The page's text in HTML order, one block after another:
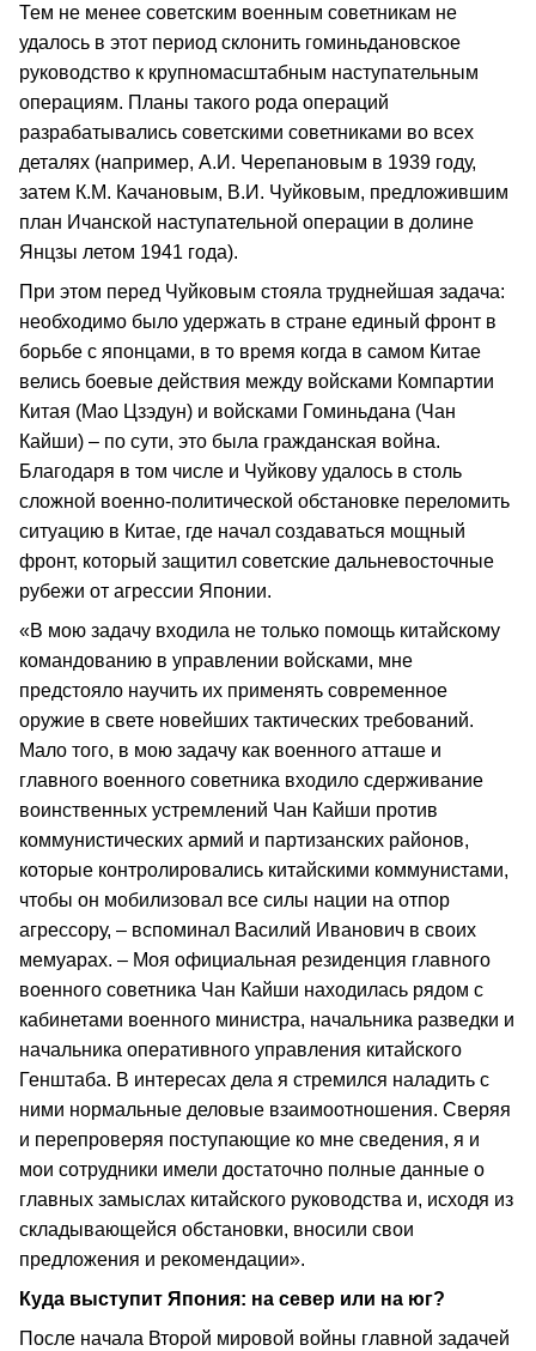
Тем не менее советским военным советникам не
удалось в этот период склонить гоминьдановское
руководство к крупномасштабным наступательным
операциям. Планы такого рода операций
разрабатывались советскими советниками во всех
деталях (например, А.И. Черепановым в 1939 году,
затем К.М. Качановым, В.И. Чуйковым, предложившим
план Ичанской наступательной операции в долине
Янцзы летом 1941 года).
При этом перед Чуйковым стояла труднейшая задача:
необходимо было удержать в стране единый фронт в
борьбе с японцами, в то время когда в самом Китае
велись боевые действия между войсками Компартии
Китая (Мао Цзэдун) и войсками Гоминьдана (Чан
Кайши) – по сути, это была гражданская война.
Благодаря в том числе и Чуйкову удалось в столь
сложной военно-политической обстановке переломить
ситуацию в Китае, где начал создаваться мощный
фронт, который защитил советские дальневосточные
рубежи от агрессии Японии.
«В мою задачу входила не только помощь китайскому
командованию в управлении войсками, мне
предстояло научить их применять современное
оружие в свете новейших тактических требований.
Мало того, в мою задачу как военного атташе и
главного военного советника входило сдерживание
воинственных устремлений Чан Кайши против
коммунистических армий и партизанских районов,
которые контролировались китайскими коммунистами,
чтобы он мобилизовал все силы нации на отпор
агрессору, – вспоминал Василий Иванович в своих
мемуарах. – Моя официальная резиденция главного
военного советника Чан Кайши находилась рядом с
кабинетами военного министра, начальника разведки и
начальника оперативного управления китайского
Генштаба. В интересах дела я стремился наладить с
ними нормальные деловые взаимоотношения. Сверяя
и перепроверяя поступающие ко мне сведения, я и
мои сотрудники имели достаточно полные данные о
главных замыслах китайского руководства и, исходя из
складывающейся обстановки, вносили свои
предложения и рекомендации».
Куда выступит Япония: на север или на юг?
После начала Второй мировой войны главной задачей